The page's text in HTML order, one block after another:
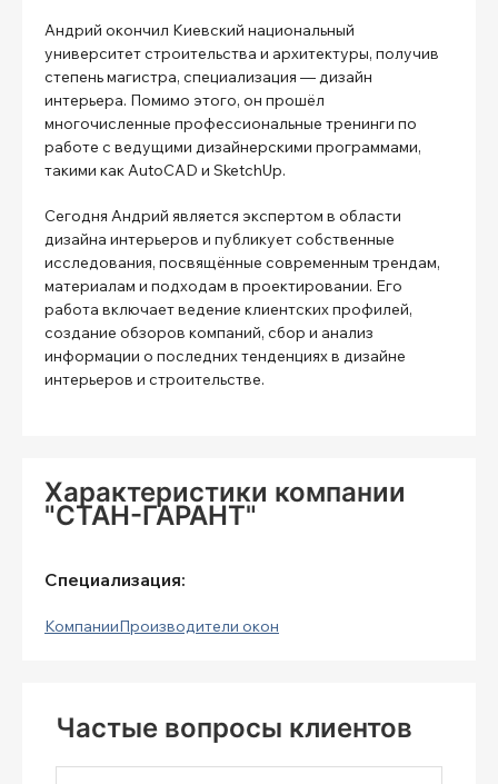
Андрий окончил Киевский национальный
университет строительства и архитектуры, получив
степень магистра, специализация — дизайн
интерьера. Помимо этого, он прошёл
многочисленные профессиональные тренинги по
работе с ведущими дизайнерскими программами,
такими как AutoCAD и SketchUp.
Сегодня Андрий является экспертом в области
дизайна интерьеров и публикует собственные
исследования, посвящённые современным трендам,
материалам и подходам в проектировании. Его
работа включает ведение клиентских профилей,
создание обзоров компаний, сбор и анализ
информации о последних тенденциях в дизайне
интерьеров и строительстве.
Характеристики компании
"СТАН-ГАРАНТ"
Специализация:
КомпанииПроизводители окон
Частые вопросы клиентов